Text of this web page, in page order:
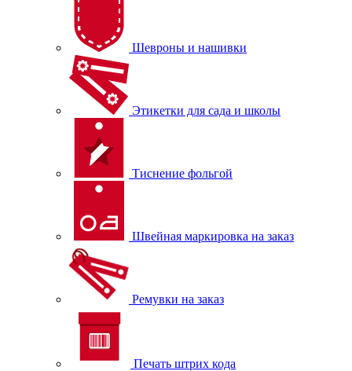
Шевроны и нашивки
Этикетки для сада и школы
Тиснение фольгой
Швейная маркировка на заказ
Ремувки на заказ
Печать штрих кода